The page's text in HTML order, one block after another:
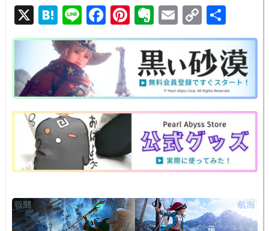
X H
at
e
n
a
Li
n
e
F
a
c
b
o
o
k
Pi
nt
er
e
st
E
v
er
n
ot
e
E
m
ail
C
o
p
y
Li
n
k
有